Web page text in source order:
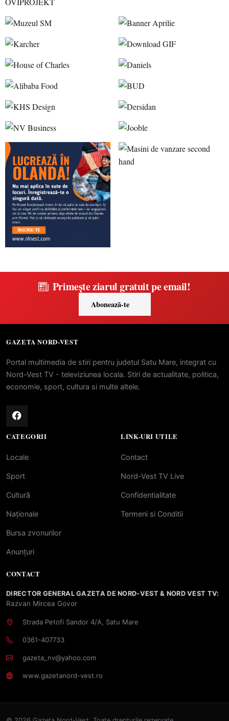
Primește ziarul gratuit pe email!
Abonează-te
GAZETA NORD-VEST
Portal multimedia de stiri pentru judetul Satu Mare, integrat cu
Nord-Vest TV - televiziunea locala. Stiri de actualitate, politica,
economie, sport, cultura si multe altele.
CATEGORII
Locale
Sport
Cultură
Naționale
Bursa zvonurilor
Anunțuri
LINK-URI UTILE
Contact
Nord-Vest TV Live
Confidentialitate
Termeni si Conditii
CONTACT
DIRECTOR GENERAL GAZETA DE NORD-VEST & NORD VEST TV:
Razvan Mircea Govor
Strada Petofi Sandor 4/A, Satu Mare
0361-407733
gazeta_nv@yahoo.com
www.gazetanord-vest.ro